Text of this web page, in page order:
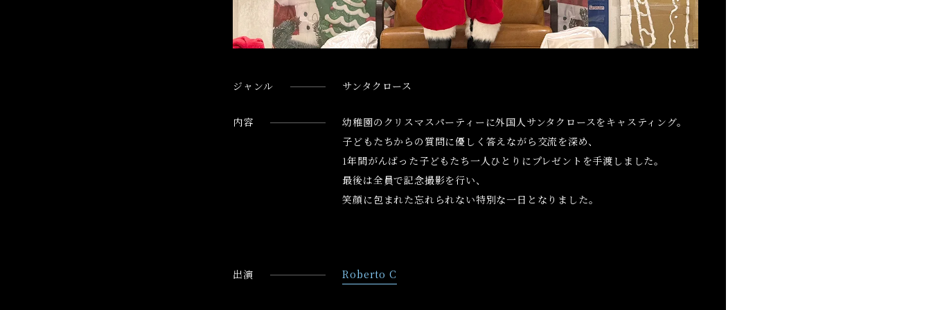
ジャンル サンタクロース
内容
幼稚園のクリスマスパーティーに外国人サンタクロースをキャスティング。
子どもたちからの質問に優しく答えながら交流を深め、
1年間がんばった子どもたち一人ひとりにプレゼントを手渡しました。
最後は全員で記念撮影を行い、
笑顔に包まれた忘れられない特別な一日となりました。
出演 Roberto C